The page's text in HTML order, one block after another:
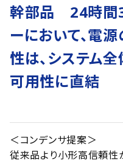
幹部品 24時間
ーにおいて、電
性は、システム
可用性に直結
＜コンデンサ提案＞
従来品より小形高信頼性